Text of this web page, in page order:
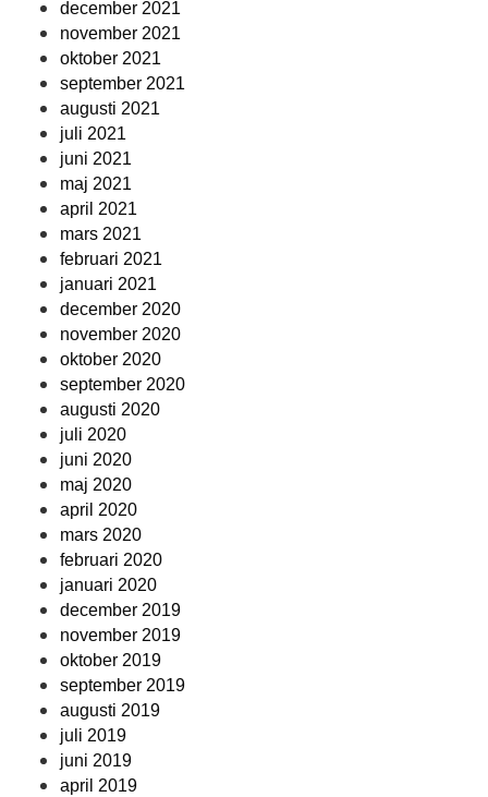
december 2021
november 2021
oktober 2021
september 2021
augusti 2021
juli 2021
juni 2021
maj 2021
april 2021
mars 2021
februari 2021
januari 2021
december 2020
november 2020
oktober 2020
september 2020
augusti 2020
juli 2020
juni 2020
maj 2020
april 2020
mars 2020
februari 2020
januari 2020
december 2019
november 2019
oktober 2019
september 2019
augusti 2019
juli 2019
juni 2019
april 2019